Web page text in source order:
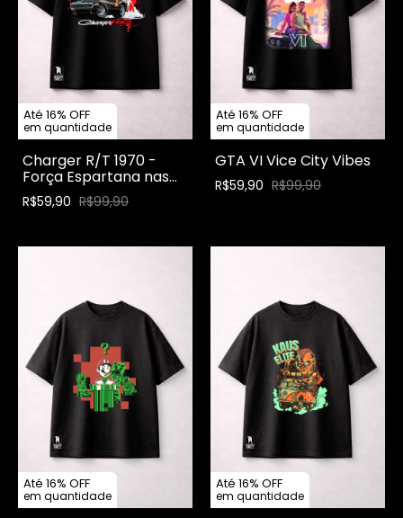
Até 16% OFF
em quantidade
Charger R/T 1970 -
Força Espartana nas
Ruas
R$59,90 R$99,90
Até 16% OFF
em quantidade
GTA VI Vice City Vibes
R$59,90 R$99,90
Até 16% OFF
em quantidade
Até 16% OFF
em quantidade